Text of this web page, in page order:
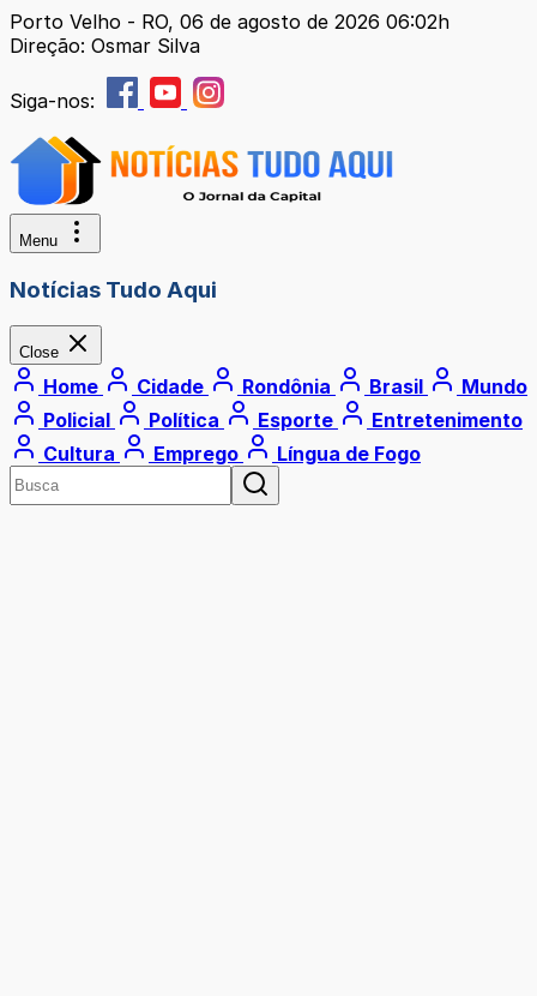
Porto Velho - RO, 06 de agosto de 2026 06:02h
Direção: Osmar Silva
Siga-nos:
Menu
Notícias Tudo Aqui
Close
Home Cidade Rondônia Brasil
Mundo
Policial
Política Esporte
Entretenimento
Cultura
Emprego Língua de Fogo